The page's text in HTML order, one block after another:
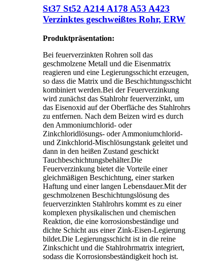
St37 St52 A214 A178 A53 A423
Verzinktes geschweißtes Rohr, ERW
Produktpräsentation:
Bei feuerverzinkten Rohren soll das
geschmolzene Metall und die Eisenmatrix
reagieren und eine Legierungsschicht erzeugen,
so dass die Matrix und die Beschichtungsschicht
kombiniert werden.Bei der Feuerverzinkung
wird zunächst das Stahlrohr feuerverzinkt, um
das Eisenoxid auf der Oberfläche des Stahlrohrs
zu entfernen. Nach dem Beizen wird es durch
den Ammoniumchlorid- oder
Zinkchloridlösungs- oder Ammoniumchlorid-
und Zinkchlorid-Mischlösungstank geleitet und
dann in den heißen Zustand geschickt
Tauchbeschichtungsbehälter.Die
Feuerverzinkung bietet die Vorteile einer
gleichmäßigen Beschichtung, einer starken
Haftung und einer langen Lebensdauer.Mit der
geschmolzenen Beschichtungslösung des
feuerverzinkten Stahlrohrs kommt es zu einer
komplexen physikalischen und chemischen
Reaktion, die eine korrosionsbeständige und
dichte Schicht aus einer Zink-Eisen-Legierung
bildet.Die Legierungsschicht ist in die reine
Zinkschicht und die Stahlrohrmatrix integriert,
sodass die Korrosionsbeständigkeit hoch ist.